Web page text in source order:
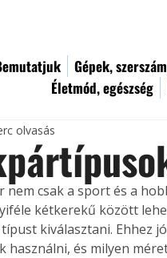
Gépek,
Életmód, egészség
olvasás
nem csak a sport és a
kétkerekű között
kiválasztani. Ehhez
használni, és milyen